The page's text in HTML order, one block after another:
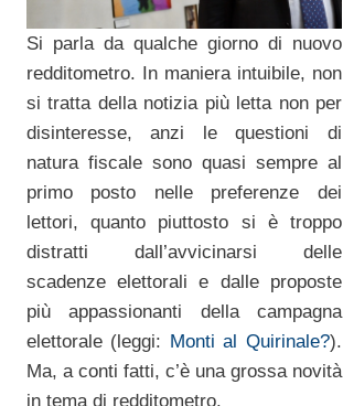
Si parla da qualche giorno di nuovo
redditometro. In maniera intuibile, non
si tratta della notizia più letta non per
disinteresse, anzi le questioni di
natura fiscale sono quasi sempre al
primo posto nelle preferenze dei
lettori, quanto piuttosto si è troppo
distratti dall’avvicinarsi delle
scadenze elettorali e dalle proposte
più appassionanti della campagna
elettorale (leggi: Monti al Quirinale?).
Ma, a conti fatti, c’è una grossa novità
in tema di redditometro.